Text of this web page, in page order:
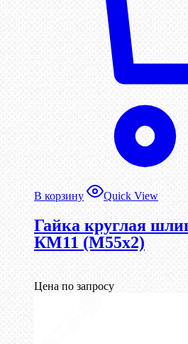
В корзину Quick View
Гайка круглая
КМ11 (М55х2)
Цена по запросу